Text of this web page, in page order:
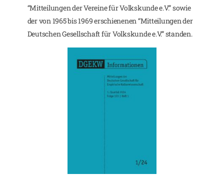
“Mitteilungen der Vereine für Volkskunde e.V.” sowie
der von 1965 bis 1969 erschienenen “Mitteilungen der
Deutschen Gesellschaft für Volkskunde e.V.” standen.